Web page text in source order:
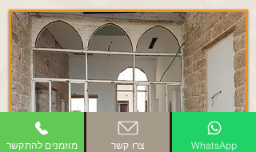
מוזמנים להתקשר צרו קשר WhatsApp